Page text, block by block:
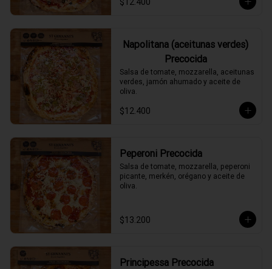
Napolitana (aceitunas verdes)
Precocida
Salsa de tomate, mozzarella, aceitunas
verdes, jamón ahumado y aceite de
oliva.
$12.400
Peperoni Precocida
Salsa de tomate, mozzarella, peperoni
picante, merkén, orégano y aceite de
oliva.
$13.200
Principessa Precocida